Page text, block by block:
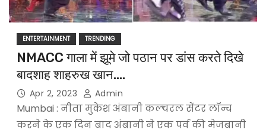
ENTERTAINMENT TRENDING
NMACC गाला में झूमे जो पठान पर डांस करते दिखे
बादशाह शाहरुख खान….
Apr 2, 2023 Admin
Mumbai : नीता मुकेश अंबानी कल्चरल सेंटर लॉन्च
करने के एक दिन बाद अंबानी ने एक पर्व की मेजबानी